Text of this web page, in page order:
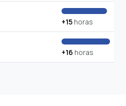
+15horas
+16 horas